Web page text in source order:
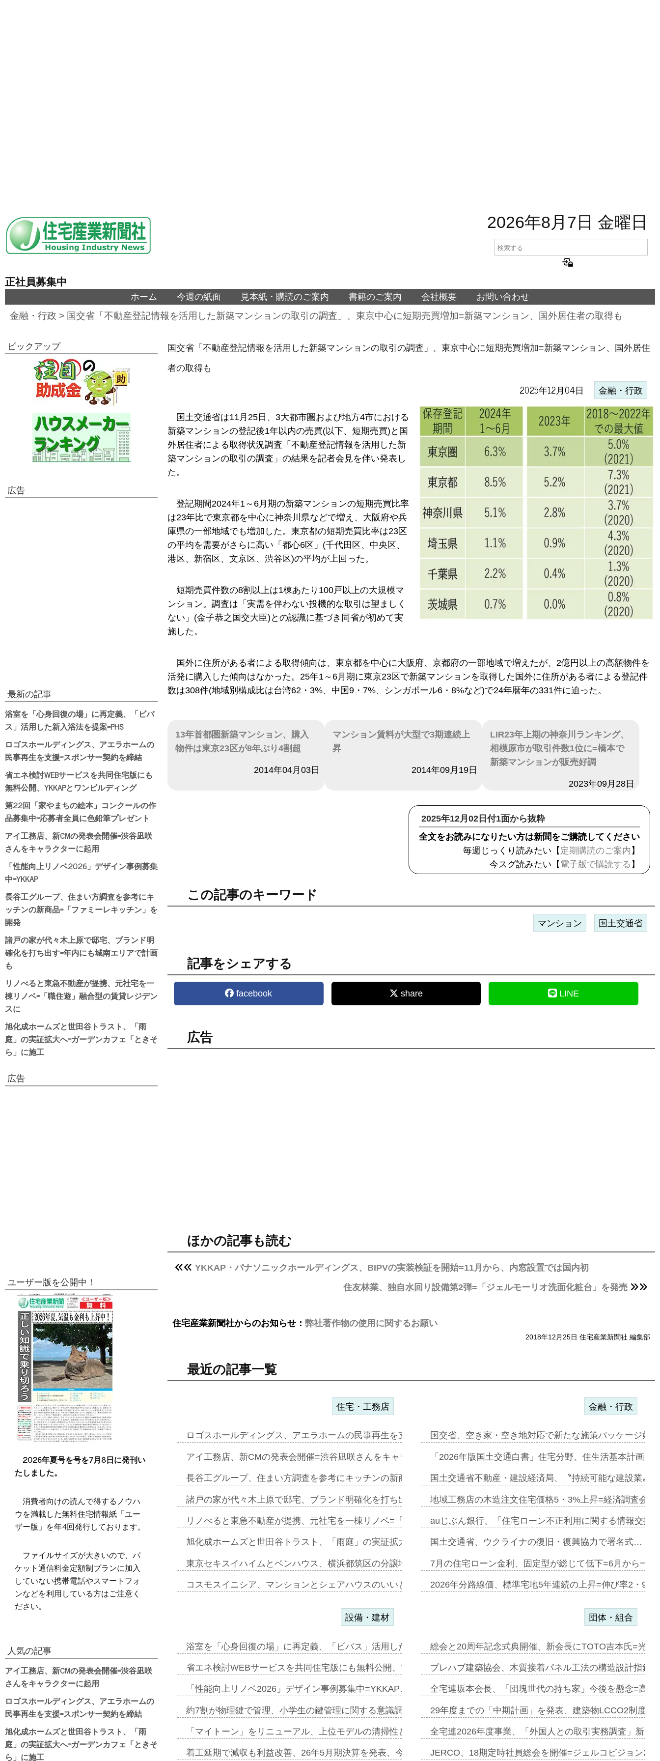
2026年8月7日 金曜日
正社員募集中
ホーム 今週の紙面 見本紙・購読のご案内 書籍のご案内 会社概要 お問い合わせ
金融・行政 > 国交省「不動産登記情報を活用した新築マンションの取引の調査」、東京中心に短期売買増加=新築マンション、国外居住者の取得も
国交省「不動産登記情報を活用した新築マンションの取引の調査」、東京中心に短期売買増加=新築マンション、国外居住
者の取得も
2025年12月04日 金融・行政
国土交通省は11月25日、3大都市圏および地方4市における
新築マンションの登記後1年以内の売買(以下、短期売買)と国
外居住者による取得状況調査「不動産登記情報を活用した新
築マンションの取引の調査」の結果を記者会見を伴い発表し
た。
登記期間2024年1～6月期の新築マンションの短期売買比率
は23年比で東京都を中心に神奈川県などで増え、大阪府や兵
庫県の一部地域でも増加した。東京都の短期売買比率は23区
の平均を需要がさらに高い「都心6区」(千代田区、中央区、
港区、新宿区、文京区、渋谷区)の平均が上回った。
短期売買件数の8割以上は1棟あたり100戸以上の大規模マ
ンション。調査は「実需を伴わない投機的な取引は望ましく
ない」(金子恭之国交大臣)との認識に基づき同省が初めて実
施した。
国外に住所がある者による取得傾向は、東京都を中心に大阪府、京都府の一部地域で増えたが、2億円以上の高額物件を
活発に購入した傾向はなかった。25年1～6月期に東京23区で新築マンションを取得した国外に住所がある者による登記件
数は308件(地域別構成比は台湾62・3%、中国9・7%、シンガポール6・8%など)で24年暦年の331件に迫った。
13年首都圏新築マンション、購入
物件は東京23区が8年ぶり4割超
2014年04月03日
マンション賃料が大型で3期連続上
昇
2014年09月19日
LIR23年上期の神奈川ランキング、
相模原市が取引件数1位に=橋本で
新築マンションが販売好調
2023年09月28日
2025年12月02日付1面から抜粋
全文をお読みになりたい方は新聞をご購読してください
毎週じっくり読みたい【 定期購読のご案内 】
今スグ読みたい【 電子版で購読する 】
この記事のキーワード
マンション 国土交通省
記事をシェアする
facebook share LINE
広告
ほかの記事も読む
YKKAP・パナソニックホールディングス、BIPVの実装検証を開始=11月から、内窓設置では国内初
住友林業、独自水回り設備第2弾=「ジェルモーリオ洗面化粧台」を発売
住宅産業新聞社からのお知らせ： 弊社著作物の使用に関するお願い
2018年12月25日 住宅産業新聞社 編集部
最近の記事一覧
住宅・工務店
ロゴスホールディングス、アエラホームの民事再生を支援=スポンサー契約…
アイ工務店、新CMの発表会開催=渋谷凪咲さんをキャラクターに起用…
長谷工グループ、住まい方調査を参考にキッチンの新商品=「ファミーレキ…
諸戸の家が代々木上原で邸宅、ブランド明確化を打ち出す=年内にも城南エ…
リノべると東急不動産が提携、元社宅を一棟リノベ=「職住遊」融合型の賃…
旭化成ホームズと世田谷トラスト、「雨庭」の実証拡大へ=ガーデンカフェ…
東京セキスイハイムとベンハウス、横浜都筑区の分譲地開発で初協業=お互…
コスモスイニシア、マンションとシェアハウスのいいとこどりのコリビング…
金融・行政
国交省、空き家・空き地対応で新たな施策パッケージ始
「2026年版国土交通白書」住宅分野、住生活基本計画
国土交通省不動産・建設経済局、〝持続可能な建設業〟
地域工務店の木造注文住宅価格5・3%上昇=経済調査会
auじぶん銀行、「住宅ローン不正利用に関する情報交換
国土交通省、ウクライナの復旧・復興協力で署名式…
7月の住宅ローン金利、固定型が総じて低下=6月から一
2026年分路線価、標準宅地5年連続の上昇=伸び率2・
設備・建材
浴室を「心身回復の場」に再定義、「ビバス」活用した新入浴法を提案=P…
省エネ検討WEBサービスを共同住宅版にも無料公開、YKKAPとワンビ…
「性能向上リノベ2026」デザイン事例募集中=YKKAP…
約7割が物理鍵で管理、小学生の鍵管理に関する意識調査=Nature…
「マイトーン」をリニューアル、上位モデルの清掃性と安全性追加=リンナ…
着工延期で減収も利益改善、26年5月期決算を発表、今期は増収見込む=…
団体・組合
総会と20周年記念式典開催、新会長にTOTO吉本氏=光
プレハブ建築協会、木質接着パネル工法の構造設計指針
全宅連坂本会長、「団塊世代の持ち家」今後を懸念=高
29年度までの「中期計画」を発表、建築物LCCO2制度
全宅連2026年度事業、「外国人との取引実務調査」新規
JERCO、18期定時社員総会を開催=ジェルコビジョン
ピックアップ
広告
最新の記事
浴室を「心身回復の場」に再定義、「ビバ
ス」活用した新入浴法を提案=PHS
ロゴスホールディングス、アエラホームの
民事再生を支援=スポンサー契約を締結
省エネ検討WEBサービスを共同住宅版にも
無料公開、YKKAPとワンビルディング
第22回「家やまちの絵本」コンクールの作
品募集中=応募者全員に色鉛筆プレゼント
アイ工務店、新CMの発表会開催=渋谷凪咲
さんをキャラクターに起用
「性能向上リノベ2026」デザイン事例募集
中=YKKAP
長谷工グループ、住まい方調査を参考にキ
ッチンの新商品=「ファミーレキッチン」を
開発
諸戸の家が代々木上原で邸宅、ブランド明
確化を打ち出す=年内にも城南エリアで計画
も
リノべると東急不動産が提携、元社宅を一
棟リノベ=「職住遊」融合型の賃貸レジデン
スに
旭化成ホームズと世田谷トラスト、「雨
庭」の実証拡大へ=ガーデンカフェ「ときそ
ら」に施工
広告
ユーザー版を公開中！
2026年夏号を号を7月8日に発刊い
たしました。
消費者向けの読んで得するノウハ
ウを満載した無料住宅情報紙「ユー
ザー版」を年4回発行しております。
ファイルサイズが大きいので、パ
ケット通信料金定額制プランに加入
していない携帯電話やスマートフォ
ンなどを利用している方はご注意く
ださい。
人気の記事
アイ工務店、新CMの発表会開催=渋谷凪咲
さんをキャラクターに起用
ロゴスホールディングス、アエラホームの
民事再生を支援=スポンサー契約を締結
旭化成ホームズと世田谷トラスト、「雨
庭」の実証拡大へ=ガーデンカフェ「ときそ
ら」に施工